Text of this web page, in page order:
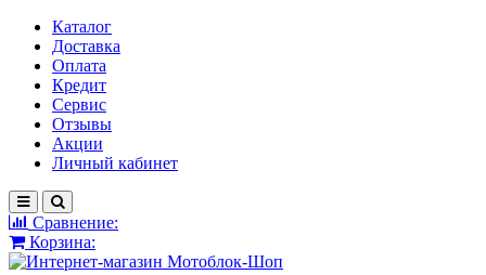
Каталог
Доставка
Оплата
Кредит
Сервис
Отзывы
Акции
Личный кабинет
Сравнение:
Корзина: